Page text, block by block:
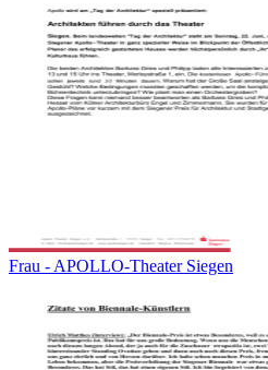
Frau - APOLLO-Theater Siegen